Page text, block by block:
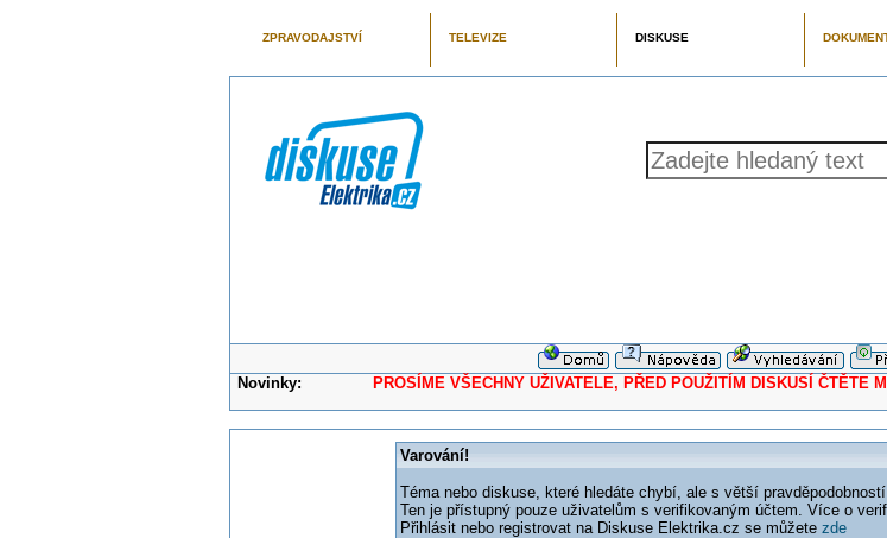
ZPRAVODAJSTVÍ TELEVIZE DISKUSE
Novinky: PROSÍME VŠECHNY UŽIVATELE, PŘED POUŽITÍM DISKUSÍ ČTĚTE
Varování!
Téma nebo diskuse, které hledáte chybí, ale s větší
Ten je přístupný pouze uživatelům s verifikovaným účtem. Více o
Přihlásit nebo registrovat na Diskuse Elektrika.cz se můžete zde